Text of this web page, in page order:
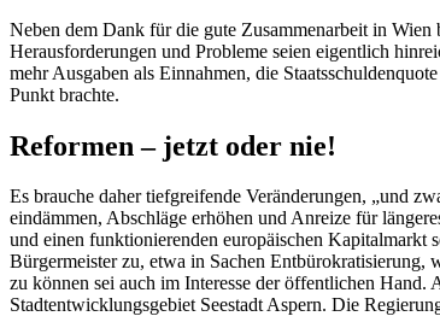
Neben dem Dank für die gute Zusammenarbeit in
Herausforderungen und Probleme seien eigentlich
mehr Ausgaben als Einnahmen, die
Punkt brachte.
Reformen – jetzt oder nie!
Es brauche daher tiefgreifende Veränderungen, „und
eindämmen, Abschläge erhöhen und Anreize für
und einen funktionierenden europäischen Kapitalmarkt
Bürgermeister zu, etwa in Sachen
zu können sei auch im Interesse der öffentlichen
Stadtentwicklungsgebiet Seestadt Aspern. Die